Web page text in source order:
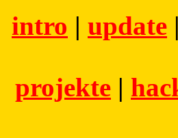
intro | update |
projekte |